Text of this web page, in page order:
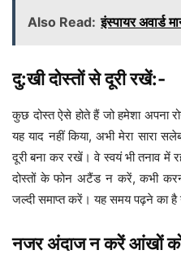
Also Read: इंस्पायर अवार्ड
दु:खी दोस्तों से दूरी रखें:-
कुछ दोस्त ऐसे होते हैं जो हमेशा अपना
यह याद नहीं किया, अभी मेरा सारा
दूरी बना कर रखें। वे स्वयं भी तनाव में
दोस्तों के फोन अटैंड न करें, कभी
जल्दी समाप्त करें। यह समय पढ़ने का है
नजर अंदाज न करें आंखों